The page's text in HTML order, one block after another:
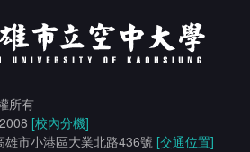
所有
[校內分機]
市小港區大業北路436號 [交通位置]